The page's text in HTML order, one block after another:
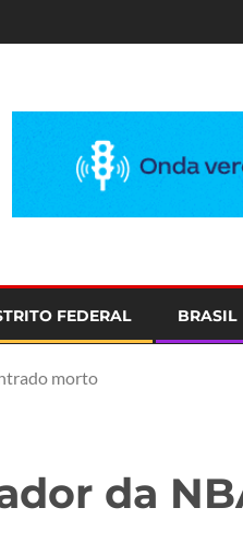
FEDERAL BRASIL
morto
da